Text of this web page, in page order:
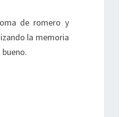
de romero y
la memoria